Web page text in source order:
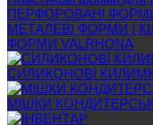
ПЕРФОРОВАНІ
МЕТАЛЕВІ ФОРМИ І
ФОРМИ VALRHONA
СИЛИКОНОВІ
МІШКИ